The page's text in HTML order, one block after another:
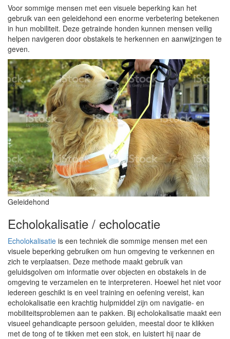
Voor sommige mensen met een visuele beperking kan het
gebruik van een geleidehond een enorme verbetering betekenen
in hun mobiliteit. Deze getrainde honden kunnen mensen veilig
helpen navigeren door obstakels te herkennen en aanwijzingen te
geven.
Geleidehond
Echolokalisatie / echolocatie
Echolokalisatie is een techniek die sommige mensen met een
visuele beperking gebruiken om hun omgeving te verkennen en
zich te verplaatsen. Deze methode maakt gebruik van
geluidsgolven om informatie over objecten en obstakels in de
omgeving te verzamelen en te interpreteren. Hoewel het niet voor
iedereen geschikt is en veel training en oefening vereist, kan
echolokalisatie een krachtig hulpmiddel zijn om navigatie- en
mobiliteitsproblemen aan te pakken. Bij echolokalisatie maakt een
visueel gehandicapte persoon geluiden, meestal door te klikken
met de tong of te tikken met een stok, en luistert hij naar de